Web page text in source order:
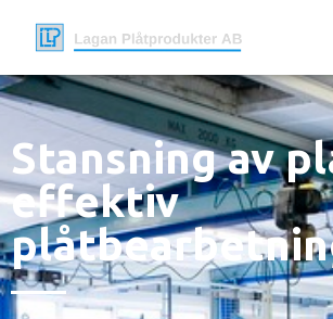
Stansning av
effektiv